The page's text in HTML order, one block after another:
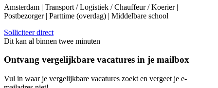
Amsterdam | Transport / Logistiek / Chauffeur / Koerier |
Postbezorger | Parttime (overdag) | Middelbare school
Solliciteer direct
Dit kan al binnen twee minuten
Ontvang vergelijkbare vacatures in je mailbox
Vul in waar je vergelijkbare vacatures zoekt en vergeet je e-